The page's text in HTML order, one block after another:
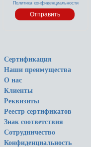
Политика конфиденциальности
Сертификация
Наши преимущества
О нас
Клиенты
Реквизиты
Реестр сертификатов
Знак соответствия
Сотрудничество
Конфиденциальность